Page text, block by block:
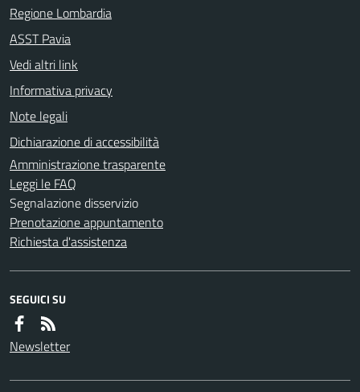
Regione Lombardia
ASST Pavia
Vedi altri link
Informativa privacy
Note legali
Dichiarazione di accessibilità
Amministrazione trasparente
Leggi le FAQ
Segnalazione disservizio
Prenotazione appuntamento
Richiesta d'assistenza
SEGUICI SU
Newsletter